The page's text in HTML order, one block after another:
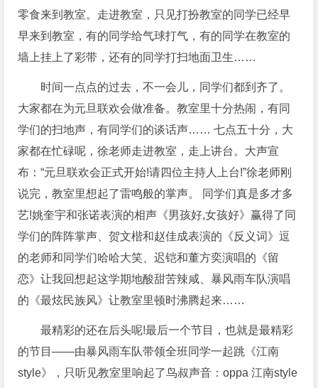
零食来到教室。走进教室，只见打扮教室的同学已经早
早来到教室，有的同学给气球打气，有的同学在教室的
墙上挂上了彩带，还有的同学打扫地面卫生……
时间一点点的过去，不一会儿，同学们都到齐了。
大家都在为元旦联欢会做准备。教室里十分热闹，有同
学们的扫地声，有同学们的谈话声…… 七点五十分，大
家都在忙碌呢，徐老师走进教室，走上讲台。大声宣
布：“元旦联欢会正式开始!请四位主持人上台!”徐老师刚
说完，教室里想起了雷鸣般的掌声。 同学们真是多才多
艺!姚奎宇和张诺表演的相声《男孩好,女孩好》赢得了同
学们的阵阵掌声、贺文楷和赵佳成表演的《反义词》逗
的老师和同学们哈哈大笑、迟铠和董方奕演唱的《留
恋》让我回想起这学期地酸甜苦辣咸、暴风雨车队演唱
的《最炫民族风》让教室里顿时沸腾起来……
最精彩的还在后头呢!最后一个节目，也就是最精彩
的节目——由暴风雨车队带领全班同学一起跳《江南
style》，只听见教室里响起了鸟叔声音：oppa 江南style